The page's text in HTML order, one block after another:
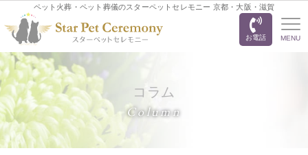
ペット火葬・ペット葬儀のスターペットセレモニー 京都・大阪・滋賀
お電話 MENU
コラム
Column